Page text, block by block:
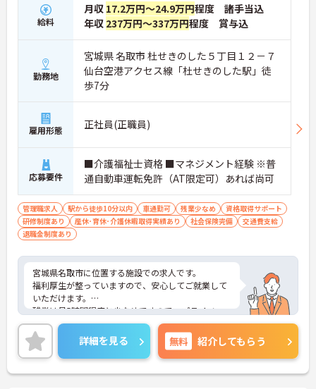
給料
月収 17.2万円～24.9万円程度 諸手当込
年収 237万円～337万円程度 賞与込
勤務地
宮城県 名取市 杜せきのした５丁目１２－７
仙台空港アクセス線「杜せきのした駅」徒
歩7分
雇用形態 正社員(正職員)
応募要件
■介護福祉士資格 ■マネジメント経験 ※普
通自動車運転免許（AT限定可）あれば尚可
管理職求人 駅から徒歩10分以内 車通勤可 残業少なめ
資格取得サポート
研修制度あり
産休･育休･介護休暇取得実績あり 社会保険完備
交通費支給
退職金制度あり
宮城県名取市に位置する施設での求人です。
福利厚生が整っていますので、安心してご就業して
いただけます。
残業は月5時間程度と少なめですので、プライベー
トとの予定が立てやすいです♪
ご興味のある方には、面接対策ポイントなど、さら
に詳細をお話しいたしますので、お気軽にご相談く
ださい。
詳細を見る 無料 紹介してもらう